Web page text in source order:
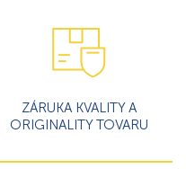
ZÁRUKA KVALITY A
ORIGINALITY TOVARU